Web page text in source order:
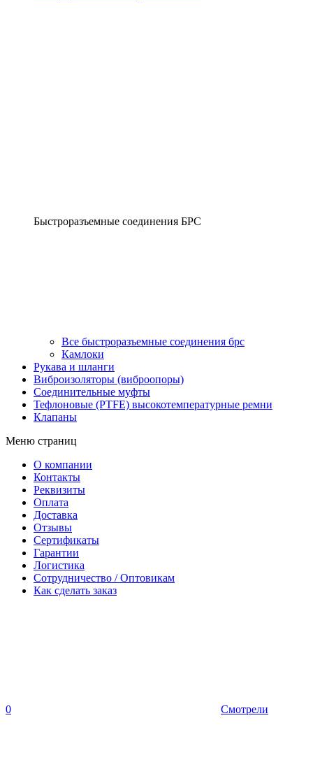
Быстроразъемные соединения БРС
Все быстроразъемные соединения брс
Камлоки
Рукава и шланги
Виброизоляторы (виброопоры)
Соединительные муфты
Тефлоновые (PTFE) высокотемпературные ремни
Клапаны
Меню страниц
О компании
Контакты
Реквизиты
Оплата
Доставка
Отзывы
Сертификаты
Гарантии
Логистика
Сотрудничество / Оптовикам
Как сделать заказ
0 Смотрели